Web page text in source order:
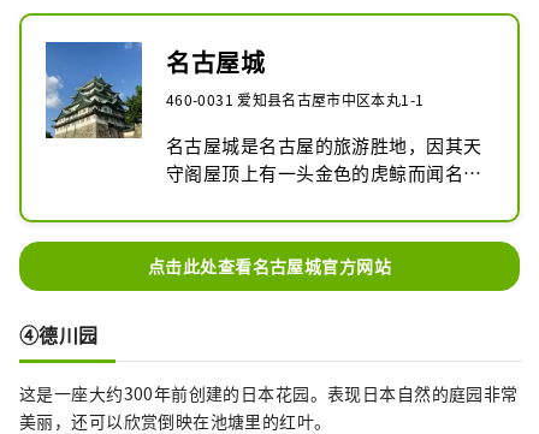
名古屋城
460-0031 爱知县名古屋市中区本丸1-1
名古屋城是名古屋的旅游胜地，因其天
守阁屋顶上有一头金色的虎鲸而闻名。
造的，作为尾张德川家的宅邸已有约
260 年的历史。春天，园内约900株樱
花树竞相绽放，成为赏樱胜地。据说是
观景色。
点击此处查看名古屋城官方网站
④德川园
这是一座大约300年前创建的日本花园。表现日本自然的庭园非常
美丽，还可以欣赏倒映在池塘里的红叶。